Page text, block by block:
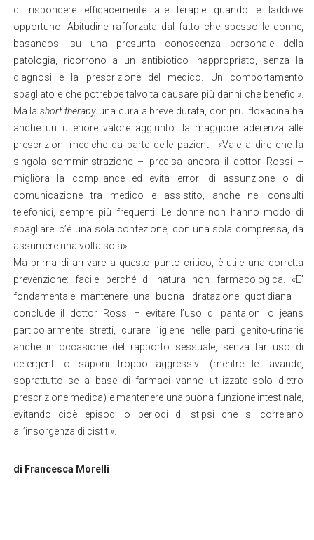
di rispondere efficacemente alle terapie quando e laddove
opportuno. Abitudine rafforzata dal fatto che spesso le donne,
basandosi su una presunta conoscenza personale della
patologia, ricorrono a un antibiotico inappropriato, senza la
diagnosi e la prescrizione del medico. Un comportamento
sbagliato e che potrebbe talvolta causare più danni che benefici».
Ma lashort therapy, una cura a breve durata, con prulifloxacina ha
anche un ulteriore valore aggiunto: la maggiore aderenza alle
prescrizioni mediche da parte delle pazienti. «Vale a dire che la
singola somministrazione – precisa ancora il dottor Rossi –
migliora la compliance ed evita errori di assunzione o di
comunicazione tra medico e assistito, anche nei consulti
telefonici, sempre più frequenti. Le donne non hanno modo di
sbagliare: c’è una sola confezione, con una sola compressa, da
assumere una volta sola».
Ma prima di arrivare a questo punto critico, è utile una corretta
prevenzione: facile perché di natura non farmacologica. «E’
fondamentale mantenere una buona idratazione quotidiana –
conclude il dottor Rossi – evitare l’uso di pantaloni o jeans
particolarmente stretti, curare l’igiene nelle parti genito-urinarie
anche in occasione del rapporto sessuale, senza far uso di
detergenti o saponi troppo aggressivi (mentre le lavande,
soprattutto se a base di farmaci vanno utilizzate solo dietro
prescrizione medica) e mantenere una buona funzione intestinale,
evitando cioè episodi o periodi di stipsi che si correlano
all’insorgenza di cistiti».
di Francesca Morelli